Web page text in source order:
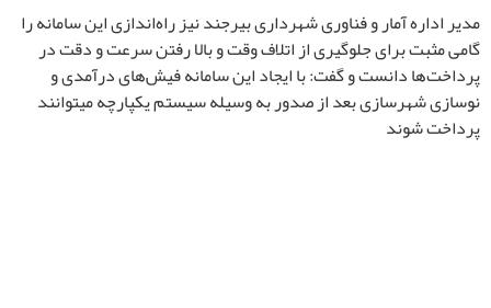
مدیر اداره آمار و فناوری شهرداری بیرجند نیز راه‌اندازی این سامانه را
گامی مثبت برای جلوگیری از اتلاف وقت و بالا رفتن سرعت و دقت در
پرداخت‌ها دانست و گفت: با ایجاد این سامانه فیش‌های درآمدی و
نوسازی شهرسازی بعد از صدور به وسیله سیستم یکپارچه می‎توانند
پرداخت شوند